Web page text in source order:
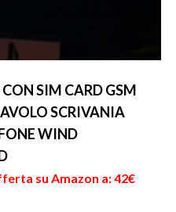
SIM CARD GSM
SCRIVANIA
WIND
su Amazon a: 42€